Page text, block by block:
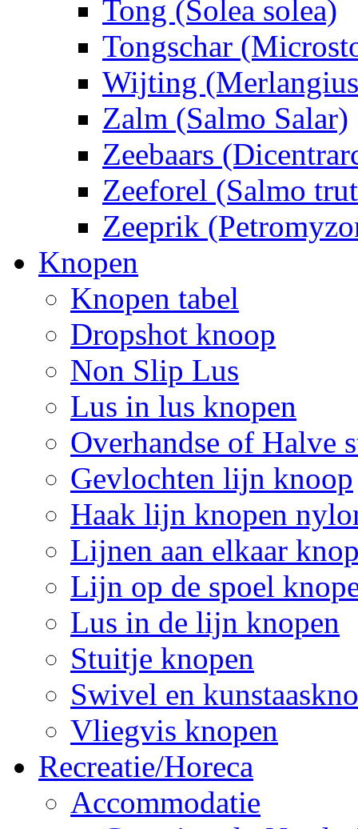
Tong (Solea solea)
Tongschar
Wijting
Zalm (Salmo Salar)
Zeebaars
Zeeforel (Salmo
Zeeprik
Knopen
Knopen tabel
Dropshot knoop
Non Slip Lus
Lus in lus knopen
Overhandse of Halve
Gevlochten lijn knoop
Haak lijn knopen
Lijnen aan elkaar
Lijn op de spoel
Lus in de lijn knopen
Stuitje knopen
Swivel en
Vliegvis knopen
Recreatie/Horeca
Accommodatie